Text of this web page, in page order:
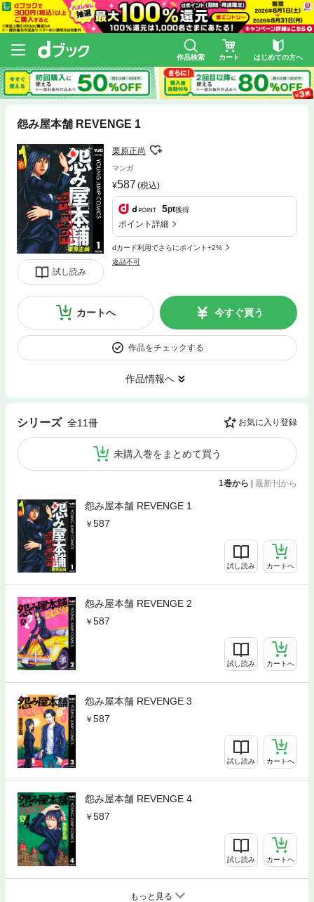
作品検索 カート はじめての方へ
怨み屋本舗 REVENGE 1
試し読み
栗原正尚
マンガ
587 (税込)
5pt獲得
ポイント詳細
dカード利用でさらにポイント+2%
返品不可
カートへ 今すぐ買う
作品をチェックする
作品情報へ
シリーズ 全11冊 お気に入り登録
未購入巻をまとめて買う
1巻から 最新刊から
怨み屋本舗 REVENGE 1
587
試し読み カートへ
怨み屋本舗 REVENGE 2
587
試し読み カートへ
怨み屋本舗 REVENGE 3
587
試し読み カートへ
怨み屋本舗 REVENGE 4
587
試し読み カートへ
もっと見る